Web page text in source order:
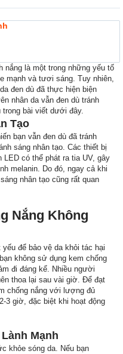
nắng là một trong những yếu tố
mạnh và tươi sáng. Tuy nhiên,
đen dù đã thực hiện biện
nhân da vẫn đen dù tránh
trong bài viết dưới đây.
Tạo
bạn vẫn đen dù đã tránh
sáng nhân tạo. Các thiết bị
có thể phát ra tia UV, gây
melanin. Do đó, ngay cả khi
nhân tạo cũng rất quan
Nắng Không
để bảo vệ da khỏi tác hại
không sử dụng kem chống
đi đáng kể. Nhiều người
thoa lại sau vài giờ. Để đạt
chống nắng với lượng đủ
3 giờ, đặc biệt khi hoạt động
Mạnh
khỏe sóng da. Nếu bạn